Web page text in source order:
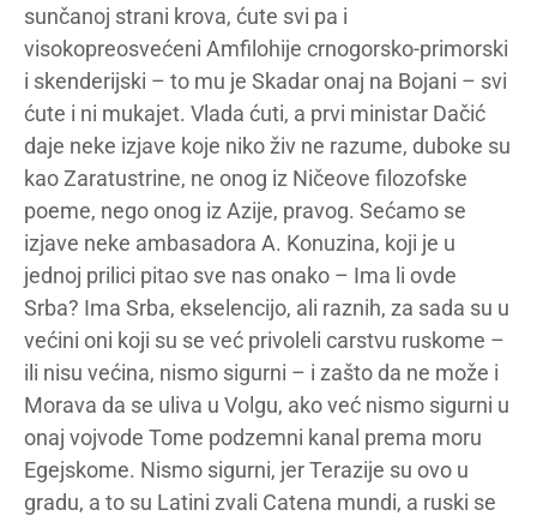
sunčanoj strani krova, ćute svi pa i
visokopreosvećeni Amfilohije crnogorsko-primorski
i skenderijski – to mu je Skadar onaj na Bojani – svi
ćute i ni mukajet. Vlada ćuti, a prvi ministar Dačić
daje neke izjave koje niko živ ne razume, duboke su
kao Zaratustrine, ne onog iz Ničeove filozofske
poeme, nego onog iz Azije, pravog. Sećamo se
izjave neke ambasadora A. Konuzina, koji je u
jednoj prilici pitao sve nas onako – Ima li ovde
Srba? Ima Srba, ekselencijo, ali raznih, za sada su u
većini oni koji su se već privoleli carstvu ruskome –
ili nisu većina, nismo sigurni – i zašto da ne može i
Morava da se uliva u Volgu, ako već nismo sigurni u
onaj vojvode Tome podzemni kanal prema moru
Egejskome. Nismo sigurni, jer Terazije su ovo u
gradu, a to su Latini zvali Catena mundi, a ruski se